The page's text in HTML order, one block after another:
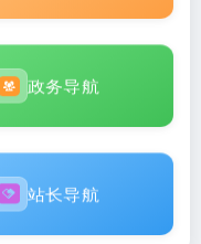
政务导航
站长导航